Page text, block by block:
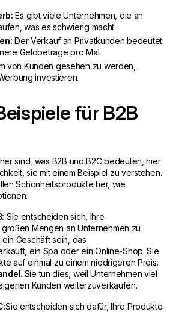
Es gibt viele Unternehmen, die an
was es schwierig macht.
Der Verkauf an Privatkunden bedeutet
Geldbeträge pro Mal.
von Kunden gesehen zu werden,
investieren.
für B2B
sind, was B2B und B2C bedeuten, hier
sie mit einem Beispiel zu verstehen.
Schönheitsprodukte her, wie
Sie entscheiden sich, Ihre
Mengen an Unternehmen zu
Geschäft sein, das
ein Spa oder ein Online-Shop. Sie
auf einmal zu einem niedrigeren Preis.
. Sie tun dies, weil Unternehmen viel
Kunden weiterzuverkaufen.
Sie entscheiden sich dafür, Ihre Produkte